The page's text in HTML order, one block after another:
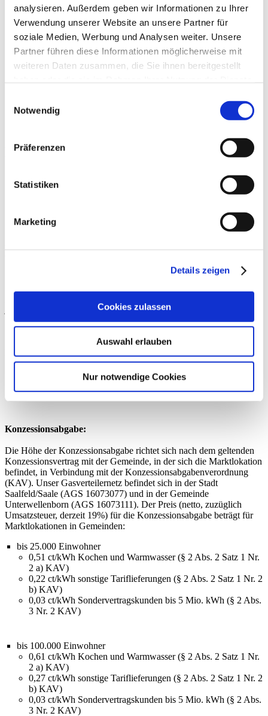
analysieren. Außerdem geben wir Informationen zu Ihrer
Verwendung unserer Website an unsere Partner für
soziale Medien, Werbung und Analysen weiter. Unsere
Partner führen diese Informationen möglicherweise mit
weiteren Daten zusammen, die Sie ihnen bereitgestellt
Notwendig
Präferenzen
Statistiken
Marketing
Details zeigen
Cookies zulassen
Auswahl erlauben
Nur notwendige Cookies
Impressum
Datenschutz
Netzentgelte
Netzentgelte
Die Kalkulation der Netzentgelte erfolgt nach den Vorgaben des
Energiewirtschaftsgesetzes (EnWG), der Gasnetzentgeltverordnung
Landesregulierungsbehörde festgelegte Erlösobergrenze ist in
Entgelte für den Zugang zum Gasverteilernetz der Saalfelder
jährlich entsprechend den Vorgaben der ARegV angepasst.
Netzentgelte:
Netzentgelte – gültig ab 01.01.2026
Netzentgelte – gültig ab 01.01.2025
Konzessionsabgabe:
Die Höhe der Konzessionsabgabe richtet sich nach dem geltenden
Konzessionsvertrag mit der Gemeinde, in der sich die Marktlokation
befindet, in Verbindung mit der Konzessionsabgabenverordnung
(KAV). Unser Gasverteilernetz befindet sich in der Stadt
Saalfeld/Saale (AGS 16073077) und in der Gemeinde
Unterwellenborn (AGS 16073111). Der Preis (netto, zuzüglich
Umsatzsteuer, derzeit 19%) für die Konzessionsabgabe beträgt für
Marktlokationen in Gemeinden:
bis 25.000 Einwohner
0,51 ct/kWh Kochen und Warmwasser (§ 2 Abs. 2 Satz 1 Nr.
2 a) KAV)
0,22 ct/kWh sonstige Tariflieferungen (§ 2 Abs. 2 Satz 1 Nr. 2
b) KAV)
0,03 ct/kWh Sondervertragskunden bis 5 Mio. kWh (§ 2 Abs.
3 Nr. 2 KAV)
bis 100.000 Einwohner
0,61 ct/kWh Kochen und Warmwasser (§ 2 Abs. 2 Satz 1 Nr.
2 a) KAV)
0,27 ct/kWh sonstige Tariflieferungen (§ 2 Abs. 2 Satz 1 Nr. 2
b) KAV)
0,03 ct/kWh Sondervertragskunden bis 5 Mio. kWh (§ 2 Abs.
3 Nr. 2 KAV)